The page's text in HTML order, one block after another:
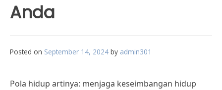
Anda
Posted on September 14, 2024 by admin301
Pola hidup artinya: menjaga keseimbangan hidup